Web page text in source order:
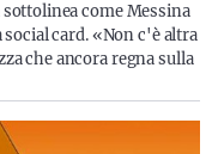
come Messina
card. «Non c'è altra
che ancora regna sulla